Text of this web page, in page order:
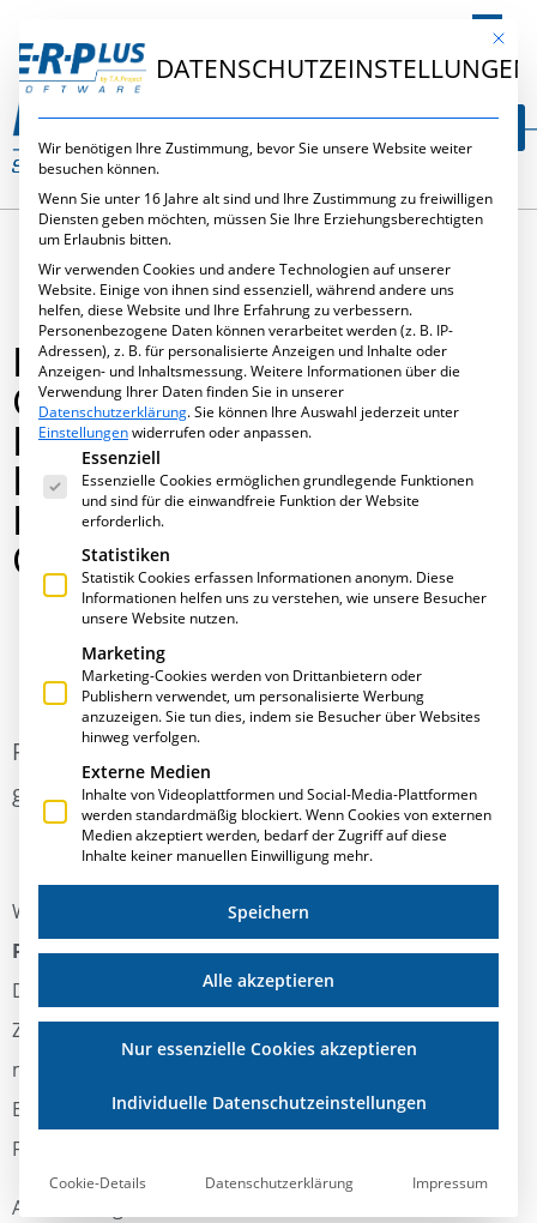
DE
PLUSPUNKTE 2026 – KI
GESTÜTZTE
DIGITALISIERUNG MIT
DOCUINTELLIGENCE,
BAUSTELLENLOGISTIK &
CHATBOT
Juni 11, 2026
Pluspunkte: Spannende Themen rund um KI
gestützte Digitalisierung!
Wir präsentieren Ihnen in der neuen Ausgabe unserer
Pluspunktespannende Themen rund um KI gestützte
Digitalisierung mit E·R·Plus. Wir beleuchten das
Zusammenspiel von traditionellem Handwerk und
moderner Technologie und zeigen, wie Innovation auf
Erfahrung trifft. Zudem haben wir die Highlights der
FENSTERBAU FRONTALE für Sie zusammengefasst.
Außerdem geben wir Ihnen einen exklusiven Ausblick
Mit
DATENSCHUTZEINSTELLUNGEN
Wir benötigen Ihre Zustimmung, bevor Sie unsere Website weiter
besuchen können.
Wenn Sie unter 16 Jahre alt sind und Ihre Zustimmung zu freiwilligen
Diensten geben möchten, müssen Sie Ihre Erziehungsberechtigten
um Erlaubnis bitten.
Wir verwenden Cookies und andere Technologien auf unserer
Website. Einige von ihnen sind essenziell, während andere uns
helfen, diese Website und Ihre Erfahrung zu verbessern.
Personenbezogene Daten können verarbeitet werden (z. B. IP-
Adressen), z. B. für personalisierte Anzeigen und Inhalte oder
Anzeigen- und Inhaltsmessung.Weitere Informationen über die
Verwendung Ihrer Daten finden Sie in unserer
Datenschutzerklärung.Sie können Ihre Auswahl jederzeit unter
Einstellungenwiderrufen oder anpassen.
Es folgt eine Liste der Service-Gruppen, für die eine
Essenziell
Essenzielle Cookies ermöglichen grundlegende Funktionen
und sind für die einwandfreie Funktion der Website
erforderlich.
Statistiken
Statistik Cookies erfassen Informationen anonym. Diese
Informationen helfen uns zu verstehen, wie unsere Besucher
unsere Website nutzen.
Marketing
Marketing-Cookies werden von Drittanbietern oder
Publishern verwendet, um personalisierte Werbung
anzuzeigen. Sie tun dies, indem sie Besucher über Websites
hinweg verfolgen.
Externe Medien
Inhalte von Videoplattformen und Social-Media-Plattformen
werden standardmäßig blockiert. Wenn Cookies von externen
Medien akzeptiert werden, bedarf der Zugriff auf diese
Inhalte keiner manuellen Einwilligung mehr.
Speichern
Alle akzeptieren
Nur essenzielle Cookies akzeptieren
Individuelle Datenschutzeinstellungen
Cookie-Details Datenschutzerklärung Impressum